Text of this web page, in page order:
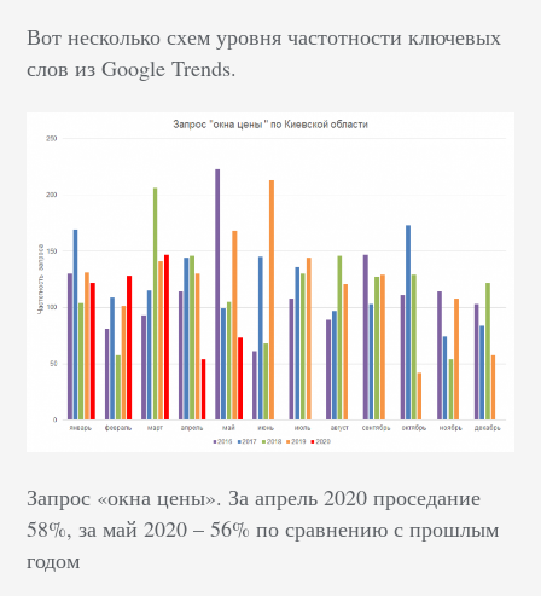
Вот несколько схем уровня частотности ключевых
слов из Google Trends.
Запрос «окна цены». За апрель 2020 проседание
58%, за май 2020 – 56% по сравнению с прошлым
годом